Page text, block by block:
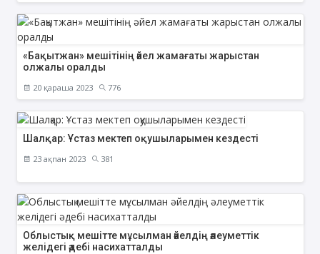
«Бақытжан» мешітінің әйел жамағаты жарыстан
олжалы оралды
20 қараша 2023 776
Шалқар: Ұстаз мектеп оқушыларымен кездесті
23 ақпан 2023 381
Облыстық мешітте мұсылман әйелдің әлеуметтік
желідегі әдебі насихатталды